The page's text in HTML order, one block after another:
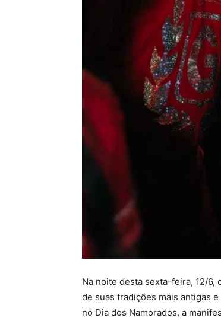
Na noite desta sexta-feira, 12/6,
de suas tradições mais antigas
no Dia dos Namorados, a